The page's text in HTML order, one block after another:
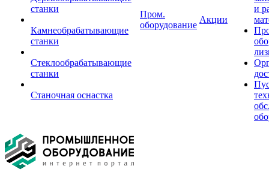
станки
Камнеобрабатывающие
станки
Стеклообрабатывающие
станки
Станочная оснастка
Пром.
оборудование
Акции
и